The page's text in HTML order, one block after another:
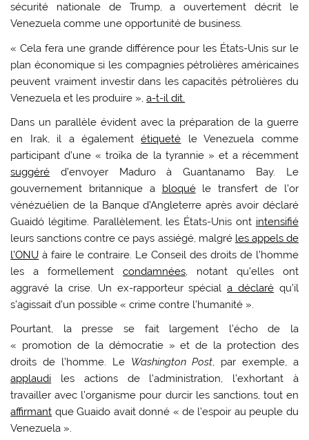
sécurité nationale de Trump, a ouvertement décrit le
Venezuela comme une opportunité de business.
« Cela fera une grande différence pour les États-Unis sur le
plan économique si les compagnies pétrolières américaines
peuvent vraiment investir dans les capacités pétrolières du
Venezuela et les produire »,a-t-il dit.
Dans un parallèle évident avec la préparation de la guerre
en Irak, il a égalementétiqueté le Venezuela comme
participant d’une « troïka de la tyrannie » et a récemment
suggéré d’envoyer Maduro à Guantanamo Bay. Le
gouvernement britannique a bloquéle transfert de l’or
vénézuélien de la Banque d’Angleterre après avoir déclaré
Guaidó légitime. Parallèlement, les États-Unis ont intensifié
leurs sanctions contre ce pays assiégé, malgré les appels de
l’ONU à faire le contraire. Le Conseil des droits de l’homme
les a formellement condamnées, notant qu’elles ont
aggravé la crise. Un ex-rapporteur spéciala déclaréqu’il
s’agissait d’un possible « crime contre l’humanité ».
Pourtant, la presse se fait largement l’écho de la
« promotion de la démocratie » et de la protection des
droits de l’homme. Le Washington Post, par exemple, a
applaudi les actions de l’administration, l’exhortant à
travailler avec l’organisme pour durcir les sanctions, tout en
affirmant que Guaido avait donné « de l’espoir au peuple du
Venezuela ».